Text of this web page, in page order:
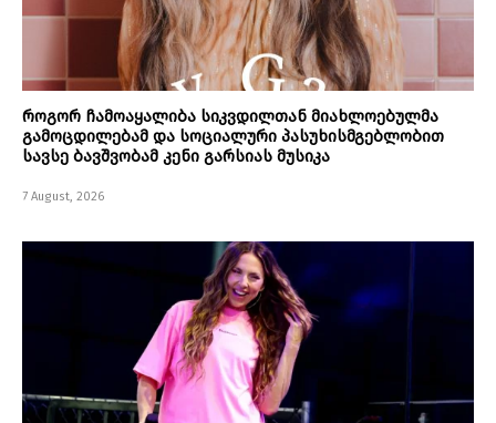
როგორ ჩამოაყალიბა სიკვდილთან მიახლოებულმა
გამოცდილებამ და სოციალური პასუხისმგებლობით
სავსე ბავშვობამ კენი გარსიას მუსიკა
7 August, 2026